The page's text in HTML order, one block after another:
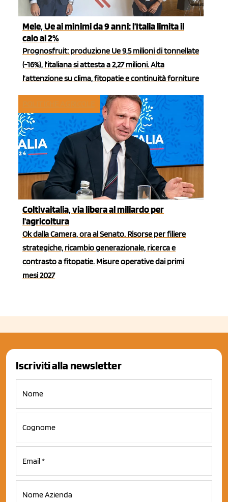
Mele, Ue ai minimi da 9 anni: l’Italia limita il
calo al 2%
Prognosfruit: produzione Ue 9,5 milioni di tonnellate
(-16%), l'italiana si attesta a 2,27 milioni. Alta
l’attenzione su clima, fitopatie e continuità forniture
Coltivaitalia, via libera al miliardo per
l'agricoltura
Ok dalla Camera, ora al Senato. Risorse per filiere
strategiche, ricambio generazionale, ricerca e
contrasto a fitopatie. Misure operative dai primi
mesi 2027
Iscriviti alla newsletter